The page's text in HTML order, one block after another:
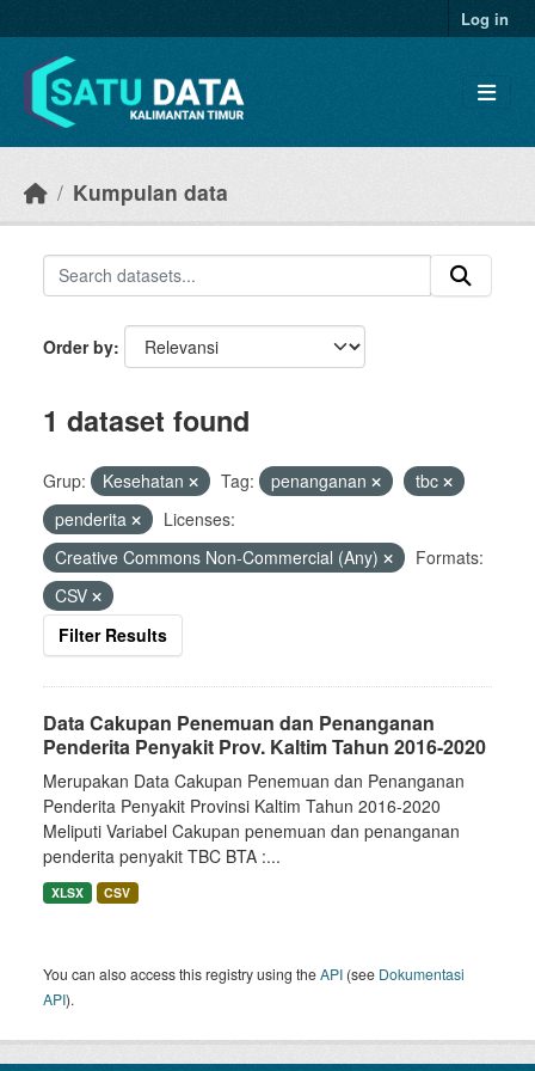
Log in
Kumpulan data
Order by
1 dataset found
Grup: Kesehatan Tag: penanganan
tbc
penderita
Licenses:
Creative Commons Non-Commercial (Any)
Formats:
CSV
Filter Results
Data Cakupan Penemuan dan Penanganan
Penderita Penyakit Prov. Kaltim Tahun 2016-2020
Merupakan Data Cakupan Penemuan dan Penanganan
Penderita Penyakit Provinsi Kaltim Tahun 2016-2020
Meliputi Variabel Cakupan penemuan dan penanganan
penderita penyakit TBC BTA :...
XLSX CSV
You can also access this registry using theAPI (see Dokumentasi
API).